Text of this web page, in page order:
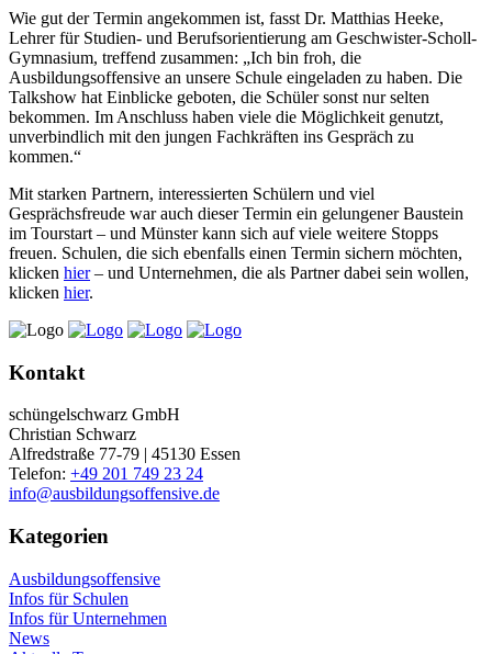
Wie gut der Termin angekommen ist, fasst Dr. Matthias Heeke,
Lehrer für Studien- und Berufsorientierung am Geschwister-Scholl-
Gymnasium, treffend zusammen: „Ich bin froh, die
Ausbildungsoffensive an unsere Schule eingeladen zu haben. Die
Talkshow hat Einblicke geboten, die Schüler sonst nur selten
bekommen. Im Anschluss haben viele die Möglichkeit genutzt,
unverbindlich mit den jungen Fachkräften ins Gespräch zu
kommen.“
Mit starken Partnern, interessierten Schülern und viel
Gesprächsfreude war auch dieser Termin ein gelungener Baustein
im Tourstart – und Münster kann sich auf viele weitere Stopps
freuen. Schulen, die sich ebenfalls einen Termin sichern möchten,
klicken hier– und Unternehmen, die als Partner dabei sein wollen,
klicken hier.
Kontakt
schüngelschwarz GmbH
Christian Schwarz
Alfredstraße 77-79 | 45130 Essen
Telefon: +49 201 749 23 24
info@ausbildungsoffensive.de
Kategorien
Ausbildungsoffensive
Infos für Schulen
Infos für Unternehmen
News